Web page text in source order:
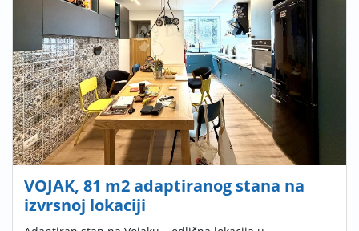
VOJAK, 81 m2 adaptiranog stana na
izvrsnoj lokaciji